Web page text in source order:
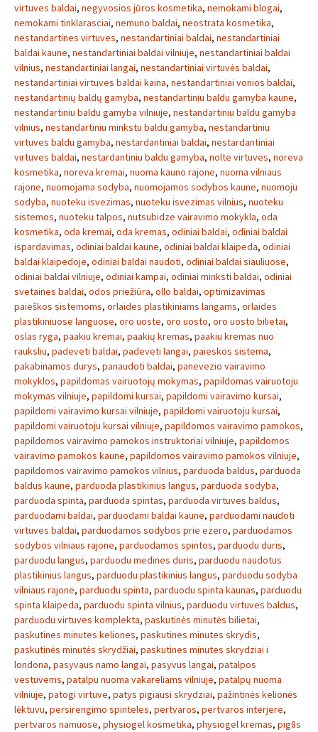
virtuves baldai, negyvosios jūros kosmetika, nemokami blogai,
nemokami tinklarasciai, nemuno baldai, neostrata kosmetika,
nestandartines virtuves, nestandartiniai baldai, nestandartiniai
baldai kaune, nestandartiniai baldai vilniuje, nestandartiniai baldai
vilnius, nestandartiniai langai, nestandartiniai virtuvės baldai,
nestandartiniai virtuves baldai kaina, nestandartiniai vonios baldai,
nestandartinių baldų gamyba, nestandartiniu baldu gamyba kaune,
nestandartiniu baldu gamyba vilniuje, nestandartiniu baldu gamyba
vilnius, nestandartiniu minkstu baldu gamyba, nestandartiniu
virtuves baldu gamyba, nestardantiniai baldai, nestardantiniai
virtuves baldai, nestardantiniu baldu gamyba, nolte virtuves, noreva
kosmetika, noreva kremai, nuoma kauno rajone, nuoma vilniaus
rajone, nuomojama sodyba, nuomojamos sodybos kaune, nuomoju
sodyba, nuoteku isvezimas, nuoteku isvezimas vilnius, nuoteku
sistemos, nuoteku talpos, nutsubidze vairavimo mokykla, oda
kosmetika, oda kremai, oda kremas, odiniai baldai, odiniai baldai
ispardavimas, odiniai baldai kaune, odiniai baldai klaipeda, odiniai
baldai klaipedoje, odiniai baldai naudoti, odiniai baldai siauliuose,
odiniai baldai vilniuje, odiniai kampai, odiniai minksti baldai, odiniai
svetaines baldai, odos priežiūra, ollo baldai, optimizavimas
paieškos sistemoms, orlaides plastikiniams langams, orlaides
plastikiniuose languose, oro uoste, oro uosto, oro uosto bilietai,
oslas ryga, paakiu kremai, paakių kremas, paakiu kremas nuo
rauksliu, padeveti baldai, padeveti langai, paieskos sistema,
pakabinamos durys, panaudoti baldai, panevezio vairavimo
mokyklos, papildomas vairuotojų mokymas, papildomas vairuotoju
mokymas vilniuje, papildomi kursai, papildomi vairavimo kursai,
papildomi vairavimo kursai vilniuje, papildomi vairuotoju kursai,
papildomi vairuotoju kursai vilniuje, papildomos vairavimo pamokos,
papildomos vairavimo pamokos instruktoriai vilniuje, papildomos
vairavimo pamokos kaune, papildomos vairavimo pamokos vilniuje,
papildomos vairavimo pamokos vilnius, parduoda baldus, parduoda
baldus kaune, parduoda plastikinius langus, parduoda sodyba,
parduoda spinta, parduoda spintas, parduoda virtuves baldus,
parduodami baldai, parduodami baldai kaune, parduodami naudoti
virtuves baldai, parduodamos sodybos prie ezero, parduodamos
sodybos vilniaus rajone, parduodamos spintos, parduodu duris,
parduodu langus, parduodu medines duris, parduodu naudotus
plastikinius langus, parduodu plastikinius langus, parduodu sodyba
vilniaus rajone, parduodu spinta, parduodu spinta kaunas, parduodu
spinta klaipeda, parduodu spinta vilnius, parduodu virtuves baldus,
parduodu virtuves komplekta, paskutinės minutės bilietai,
paskutines minutes keliones, paskutines minutes skrydis,
paskutinės minutės skrydžiai, paskutines minutes skrydziai i
londona, pasyvaus namo langai, pasyvus langai, patalpos
vestuvems, patalpu nuoma vakareliams vilniuje, patalpų nuoma
vilniuje, patogi virtuve, patys pigiausi skrydziai, pažintinės kelionės
lėktuvu, persirengimo spinteles, pertvaros, pertvaros interjere,
pertvaros namuose, physiogel kosmetika, physiogel kremas, pig8s